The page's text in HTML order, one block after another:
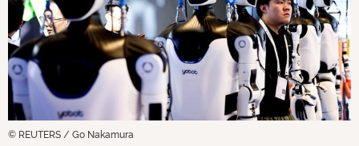
© REUTERS / Go Nakamura